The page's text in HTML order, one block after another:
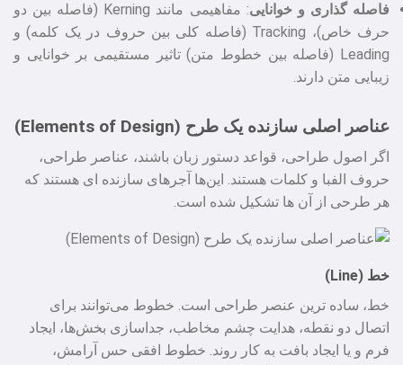
فاصله‌ گذاری و خوانایی
: مفاهیمی مانند Kerning (فاصله بین دو
حرف خاص)، Tracking (فاصله کلی بین حروف در یک کلمه) و
Leading (فاصله بین خطوط متن) تاثیر مستقیمی بر خوانایی و
زیبایی متن دارند.
عناصر اصلی سازنده یک طرح (Elements of Design)
اگر اصول طراحی، قواعد دستور زبان باشند، عناصر طراحی،
حروف الفبا و کلمات هستند. این‌ها آجرهای سازنده‌ ای هستند که
هر طرحی از آن‌ ها تشکیل شده است.
خط (Line)
خط، ساده‌ ترین عنصر طراحی است. خطوط می‌توانند برای
اتصال دو نقطه، هدایت چشم مخاطب، جداسازی بخش‌ها، ایجاد
فرم و یا ایجاد بافت به کار روند. خطوط افقی حس آرامش،